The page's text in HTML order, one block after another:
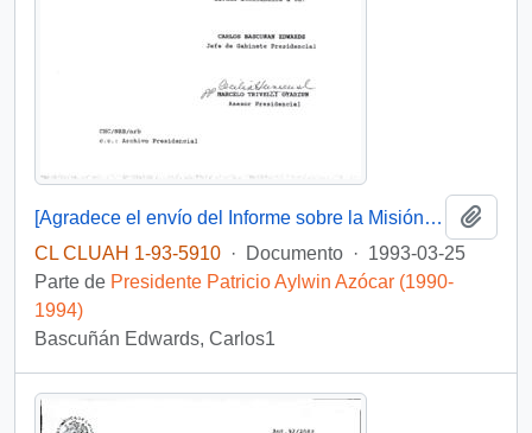
[Agradece el envío del Informe sobre la Misión de Chile en Ginebra]
CL CLUAH 1-93-5910 · Documento · 1993-03-25
Parte de Presidente Patricio Aylwin Azócar (1990-
1994)
Bascuñán Edwards, Carlos1